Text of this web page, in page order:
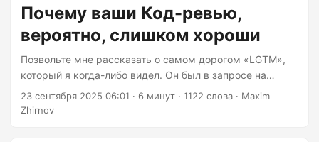
console.log не испортила бы ему выходные. Добро
пожаловать в запутанную реальность проверок кода
человеком: они предвзяты, непоследовательны и
иногда жестоко честны, а иногда удобно забывчивы....
Почему ваши Код-ревью,
вероятно, слишком хороши
Позвольте мне рассказать о самом дорогом «LGTM»,
который я когда-либо видел. Он был в запросе на
включение, который выглядел достаточно безобидно —
небольшое изменение в нашей логике обработки
23 сентября 2025 06:01 · 6 минут · 1122 слова · Maxim
Zhirnov